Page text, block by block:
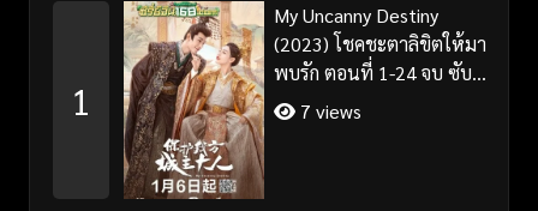
1
My Uncanny Destiny
(2023) โชคชะตาลิขิตให้มา
พบรัก ตอนที่ 1-24 จบ ซับ
ไทย/พากย์ไทย
7 views